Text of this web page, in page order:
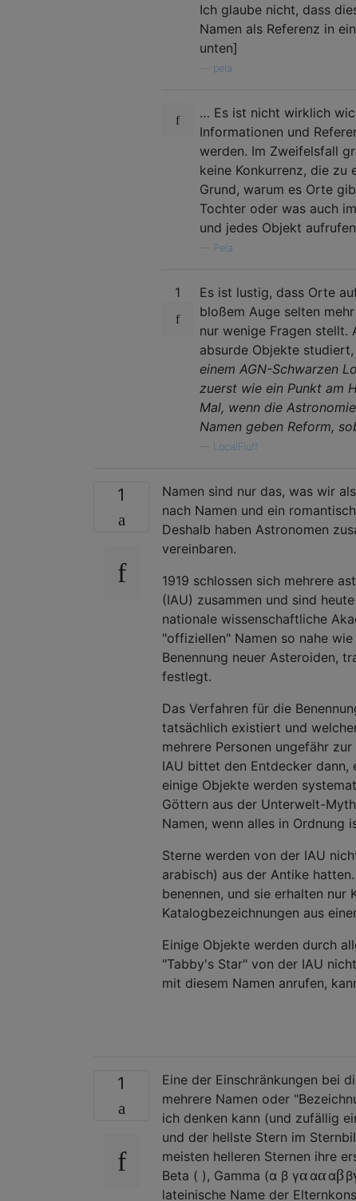
Ich glaube nicht, dass
Namen als Referenz in
unten]
pela
… Es ist nicht wirklich
Informationen und
werden. Im Zweifelsfall
keine Konkurrenz, die zu
Grund, warum es Orte
Tochter oder was auch
und jedes Objekt
Pela
1
Es ist lustig, dass Orte
bloßem Auge selten
nur wenige Fragen stellt.
absurde Objekte
einem AGN-Schwarzen
zuerst wie ein Punkt am
Mal, wenn die
Namen geben Reform,
LocalFluff
1
Namen sind nur das, was wir
nach Namen und ein
Deshalb haben Astronomen
vereinbaren.
1919 schlossen sich mehrere
(IAU) zusammen und sind
nationale wissenschaftliche
"offiziellen" Namen so nahe
Benennung neuer Asteroiden,
festlegt.
Das Verfahren für die
tatsächlich existiert und
mehrere Personen ungefähr
IAU bittet den Entdecker dann,
einige Objekte werden
Göttern aus der Unterwelt-
Namen, wenn alles in Ordnung
Sterne werden von der IAU
arabisch) aus der Antike
benennen, und sie erhalten nur
Katalogbezeichnungen aus
Einige Objekte werden durch
"Tabby's Star" von der IAU
mit diesem Namen anrufen,
1
Eine der Einschränkungen bei
mehrere Namen oder
ich denken kann (und zufällig
und der hellste Stern im
meisten helleren Sternen ihre
Beta ( ), Gamma (α β γα αα αββ
lateinische Name der